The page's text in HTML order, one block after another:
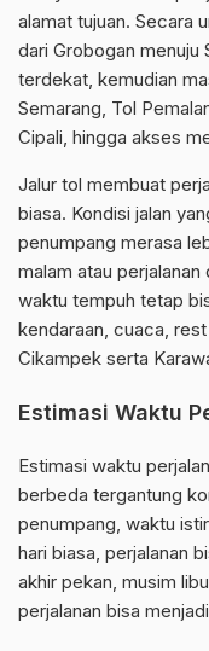
alamat tujuan. Secara
dari Grobogan menuju
terdekat, kemudian
Semarang, Tol
Cipali, hingga akses
Jalur tol membuat
biasa. Kondisi jalan
penumpang merasa
malam atau
waktu tempuh tetap
kendaraan, cuaca,
Cikampek serta
Estimasi Waktu
Estimasi waktu
berbeda tergantung
penumpang, waktu
hari biasa, perjalanan
akhir pekan, musim
perjalanan bisa